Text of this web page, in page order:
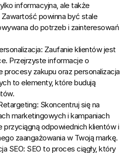
informacyjna, ale także
Zawartość powinna być stale
do potrzeb i zainteresowań
Zaufanie klientów jest
Przejrzyste informacje o
zakupu oraz personalizacja
to elementy, które budują
Skoncentruj się na
marketingowych i kampaniach
odpowiednich klientów i
zaangażowania w Twoją markę.
SEO: SEO to proces ciągły, który